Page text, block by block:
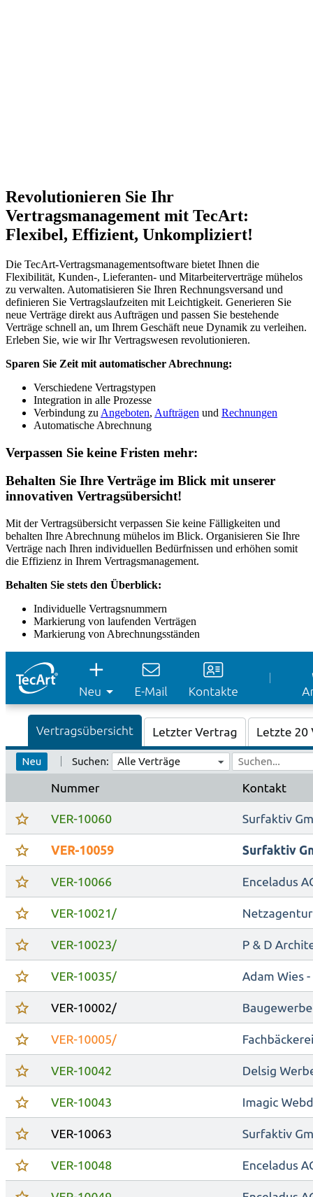
Revolutionieren Sie Ihr
Vertragsmanagement mit TecArt:
Flexibel, Effizient, Unkompliziert!
Die TecArt-Vertragsmanagementsoftware bietet Ihnen die
Flexibilität, Kunden-, Lieferanten- und Mitarbeiterverträge mühelos
zu verwalten. Automatisieren Sie Ihren Rechnungsversand und
definieren Sie Vertragslaufzeiten mit Leichtigkeit. Generieren Sie
neue Verträge direkt aus Aufträgen und passen Sie bestehende
Verträge schnell an, um Ihrem Geschäft neue Dynamik zu verleihen.
Erleben Sie, wie wir Ihr Vertragswesen revolutionieren.
Sparen Sie Zeit mit automatischer Abrechnung:
Verschiedene Vertragstypen
Integration in alle Prozesse
Verbindung zu Angeboten, Aufträgen und Rechnungen
Automatische Abrechnung
Verpassen Sie keine Fristen mehr:
Behalten Sie Ihre Verträge im Blick mit unserer
innovativen Vertragsübersicht!
Mit der Vertragsübersicht verpassen Sie keine Fälligkeiten und
behalten Ihre Abrechnung mühelos im Blick. Organisieren Sie Ihre
Verträge nach Ihren individuellen Bedürfnissen und erhöhen somit
die Effizienz in Ihrem Vertragsmanagement.
Behalten Sie stets den Überblick:
Individuelle Vertragsnummern
Markierung von laufenden Verträgen
Markierung von Abrechnungsständen